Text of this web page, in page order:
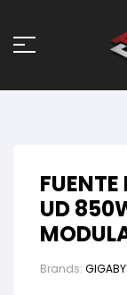
UD
Brands: